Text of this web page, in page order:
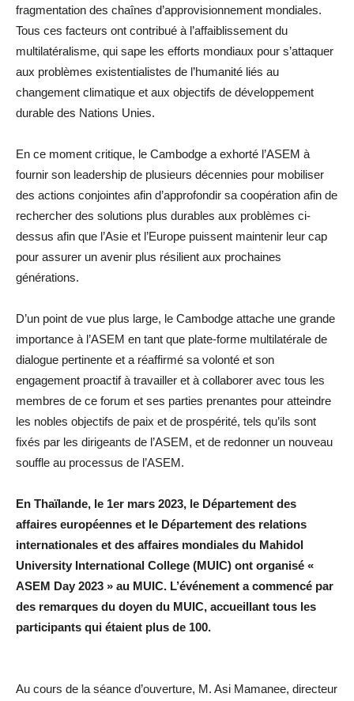
fragmentation des chaînes d’approvisionnement mondiales.
Tous ces facteurs ont contribué à l’affaiblissement du
multilatéralisme, qui sape les efforts mondiaux pour s’attaquer
aux problèmes existentialistes de l’humanité liés au
changement climatique et aux objectifs de développement
durable des Nations Unies.
En ce moment critique, le Cambodge a exhorté l’ASEM à
fournir son leadership de plusieurs décennies pour mobiliser
des actions conjointes afin d’approfondir sa coopération afin de
rechercher des solutions plus durables aux problèmes ci-
dessus afin que l’Asie et l’Europe puissent maintenir leur cap
pour assurer un avenir plus résilient aux prochaines
générations.
D’un point de vue plus large, le Cambodge attache une grande
importance à l’ASEM en tant que plate-forme multilatérale de
dialogue pertinente et a réaffirmé sa volonté et son
engagement proactif à travailler et à collaborer avec tous les
membres de ce forum et ses parties prenantes pour atteindre
les nobles objectifs de paix et de prospérité, tels qu’ils sont
fixés par les dirigeants de l’ASEM, et de redonner un nouveau
souffle au processus de l’ASEM.
En Thaïlande, le 1er mars 2023, le Département des
affaires européennes et le Département des relations
internationales et des affaires mondiales du Mahidol
University International College (MUIC) ont organisé «
ASEM Day 2023 » au MUIC. L’événement a commencé par
des remarques du doyen du MUIC, accueillant tous les
participants qui étaient plus de 100.
Au cours de la séance d’ouverture, M. Asi Mamanee, directeur